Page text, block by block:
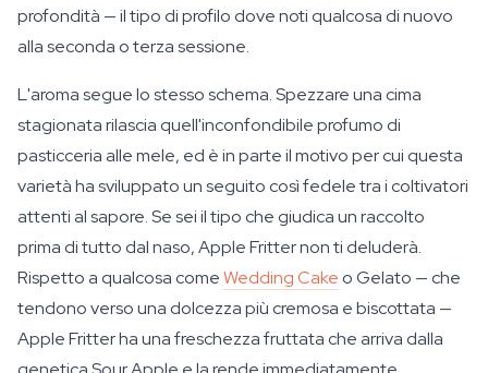
profondità — il tipo di profilo dove noti qualcosa di nuovo
alla seconda o terza sessione.
L'aroma segue lo stesso schema. Spezzare una cima
stagionata rilascia quell'inconfondibile profumo di
pasticceria alle mele, ed è in parte il motivo per cui questa
varietà ha sviluppato un seguito così fedele tra i coltivatori
attenti al sapore. Se sei il tipo che giudica un raccolto
prima di tutto dal naso, Apple Fritter non ti deluderà.
Rispetto a qualcosa comeWedding Cake o Gelato — che
tendono verso una dolcezza più cremosa e biscottata —
Apple Fritter ha una freschezza fruttata che arriva dalla